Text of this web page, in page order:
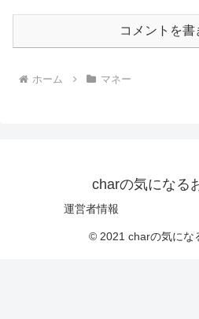
コメントを書
ホーム マネー
charの気になる
運営者情報
© 2021 charの気にな